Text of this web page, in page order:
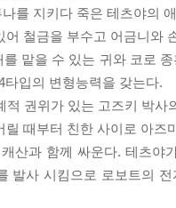
를 지키다 죽은 테츠야의
어 철금을 부수고 어금니와
맡을 수 있는 귀와 코로
타입의 변형능력을 갖는다.
적 권위가 있는 고즈키 박사
릴 때부터 친한 사이로 아
산과 함께 싸운다. 테츠야
발사 시킴으로 로보트의